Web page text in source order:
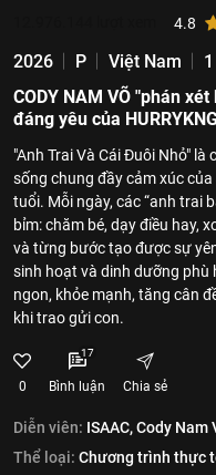
4.8
2026 P Việt Nam
CODY NAM VÕ "phán
đáng yêu của
"Anh Trai Và Cái Đuôi Nhỏ"
sống chung đầy cảm xúc
tuổi. Mỗi ngày, các “anh trai
bỉm: chăm bé, dạy điều hay,
và từng bước tạo được sự
sinh hoạt và dinh dưỡng phù
ngon, khỏe mạnh, tăng cân
khi trao gửi con.
0
17
Bình luận Chia sẻ
Diễn viên: ISAAC,Cody Nam
Thể loại: Chương trình thực